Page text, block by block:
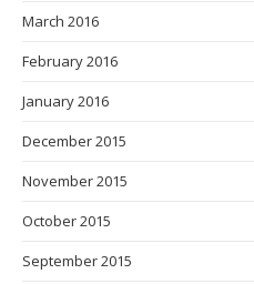
March 2016
February 2016
January 2016
December 2015
November 2015
October 2015
September 2015